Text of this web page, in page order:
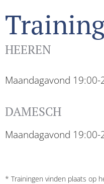
HEEREN
Maandagavond
DAMESCH
Maandagavond
* Trainingen vinden plaats op